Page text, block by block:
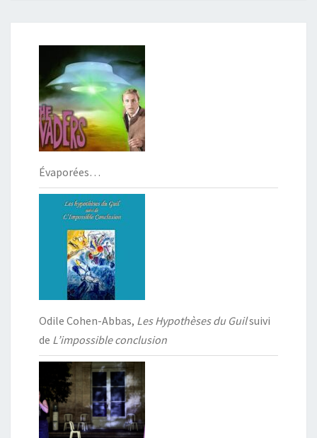
Évaporées…
Odile Cohen-Abbas, Les Hypothèses du Guilsuivi
de L’impossible conclusion